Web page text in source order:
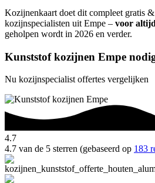
Kozijnenkaart doet dit compleet gratis
kozijnspecialisten uit Empe – voor altijd
geholpen wordt in 2026 en verder.
Kunststof kozijnen Empe
Nu kozijnspecialist offertes vergelijken
4.7
4.7 van de 5 sterren (gebaseerd op 183